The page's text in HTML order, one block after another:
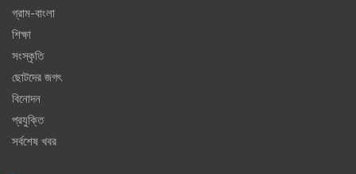
গ্রাম-বাংলা
শিক্ষা
সংস্কৃতি
ছোটদের জগৎ
বিনোদন
প্রযুক্তি
সর্বশেষ খবর